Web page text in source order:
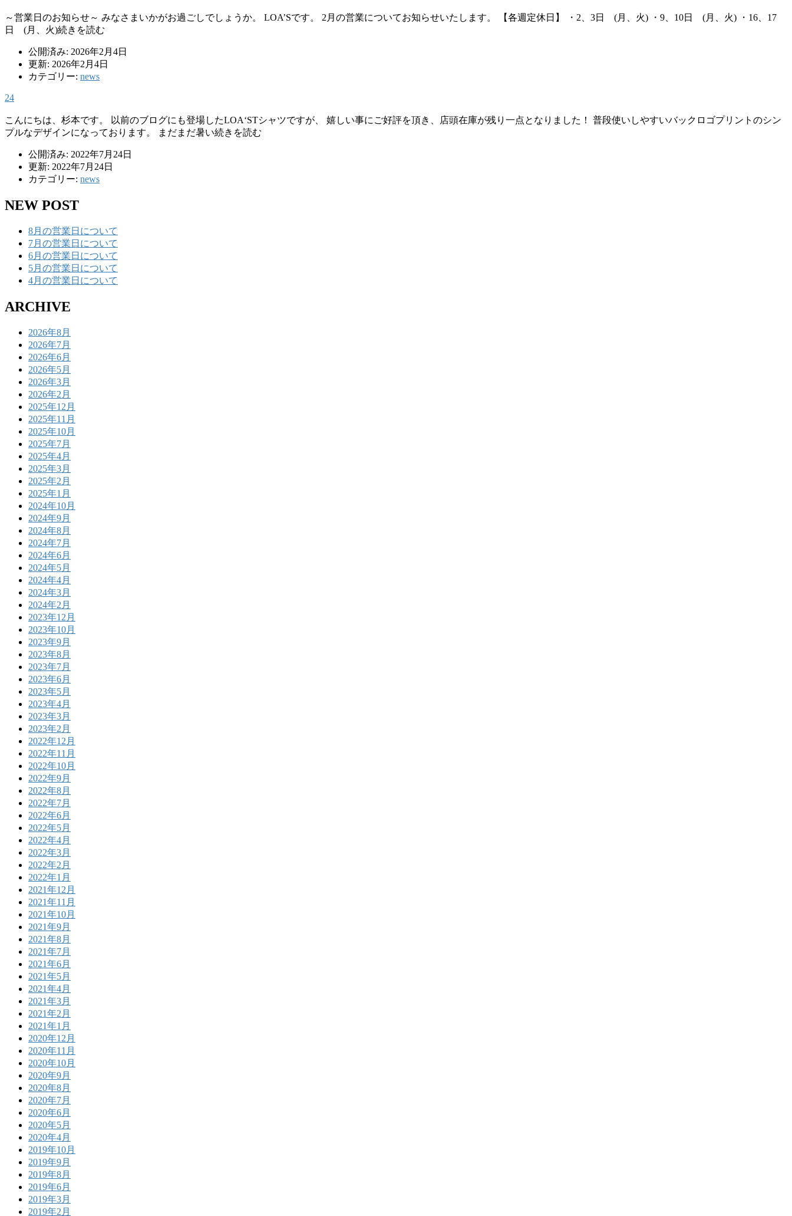
～営業日のお知らせ～ みなさまいかがお過ごしでしょうか。 LOA’Sです。 2月の営業についてお知らせいたします。 【各週定休日】 ・2、3日 (月、火) ・9、10日 (月、火) ・16、17
日 (月、火)続きを読む
公開済み: 2026年2月4日
更新: 2026年2月4日
カテゴリー: news
24
こんにちは、杉本です。 以前のブログにも登場したLOA‘STシャツですが、 嬉しい事にご好評を頂き、店頭在庫が残り一点となりました！ 普段使いしやすいバックロゴプリントのシン
プルなデザインになっております。 まだまだ暑い続きを読む
公開済み: 2022年7月24日
更新: 2022年7月24日
カテゴリー: news
NEW POST
8月の営業日について
7月の営業日について
6月の営業日について
5月の営業日について
4月の営業日について
ARCHIVE
2026年8月
2026年7月
2026年6月
2026年5月
2026年3月
2026年2月
2025年12月
2025年11月
2025年10月
2025年7月
2025年4月
2025年3月
2025年2月
2025年1月
2024年10月
2024年9月
2024年8月
2024年7月
2024年6月
2024年5月
2024年4月
2024年3月
2024年2月
2023年12月
2023年10月
2023年9月
2023年8月
2023年7月
2023年6月
2023年5月
2023年4月
2023年3月
2023年2月
2022年12月
2022年11月
2022年10月
2022年9月
2022年8月
2022年7月
2022年6月
2022年5月
2022年4月
2022年3月
2022年2月
2022年1月
2021年12月
2021年11月
2021年10月
2021年9月
2021年8月
2021年7月
2021年6月
2021年5月
2021年4月
2021年3月
2021年2月
2021年1月
2020年12月
2020年11月
2020年10月
2020年9月
2020年8月
2020年7月
2020年6月
2020年5月
2020年4月
2019年10月
2019年9月
2019年8月
2019年6月
2019年3月
2019年2月